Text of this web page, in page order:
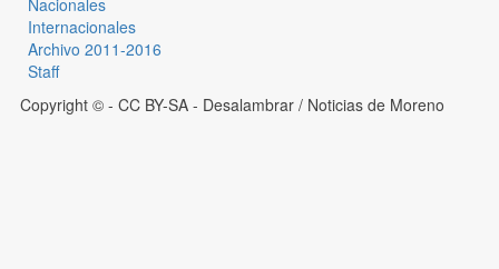
Internacionales
Archivo 2011-2016
Staff
Copyright © - CC BY-SA - Desalambrar / Noticias de Moreno